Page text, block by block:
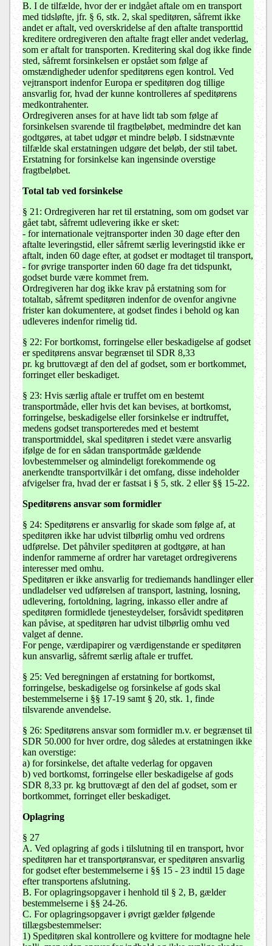
B. I de tilfælde, hvor der er indgået aftale om en transport
med tidsløfte, jfr. § 6, stk. 2, skal speditøren, såfremt ikke
andet er aftalt, ved overskridelse af den aftalte transporttid
kreditere ordregiveren den aftalte fragt eller andet vederlag,
som er aftalt for transporten. Kreditering skal dog ikke finde
sted, såfremt forsinkelsen er opstået som følge af
omstændigheder udenfor speditørens egen kontrol. Ved
vejtransport indenfor Europa er speditøren dog tillige
ansvarlig for, hvad der kunne kontrolleres af speditørens
medkontrahenter.
Ordregiveren anses for at have lidt tab som følge af
forsinkelsen svarende til fragtbeløbet, medmindre det kan
godtgøres, at tabet udgør et mindre beløb. I sidstnævnte
tilfælde skal erstatningen udgøre det beløb, der stil tabet.
Erstatning for forsinkelse kan ingensinde overstige
fragtbeløbet.
Total tab ved forsinkelse
§ 21: Ordregiveren har ret til erstatning, som om godset var
gået tabt, såfremt udlevering ikke er sket:
- for internationale vejtransporter inden 30 dage efter den
aftalte leveringstid, eller såfremt særlig leveringstid ikke er
aftalt, inden 60 dage efter, at godset er modtaget til transport,
- for øvrige transporter inden 60 dage fra det tidspunkt,
godset burde være kommet frem.
Ordregiveren har dog ikke krav på erstatning som for
totaltab, såfremt speditøren indenfor de ovenfor angivne
frister kan dokumentere, at godset findes i behold og kan
udleveres indenfor rimelig tid.
§ 22: For bortkomst, forringelse eller beskadigelse af godset
er speditørens ansvar begrænset til SDR 8,33
pr. kg bruttovægt af den del af godset, som er bortkommet,
forringet eller beskadiget.
§ 23: Hvis særlig aftale er truffet om en bestemt
transportmåde, eller hvis det kan bevises, at bortkomst,
forringelse, beskadigelse eller forsinkelse er indtruffet,
medens godset transporteredes med et bestemt
transportmiddel, skal speditøren i stedet være ansvarlig
ifølge de for en sådan transportmåde gældende
lovbestemmelser og almindeligt forekommende og
anerkendte transportvilkår i det omfang, disse indeholder
afvigelser fra, hvad der er fastsat i § 5, stk. 2 eller §§ 15-22.
Speditørens ansvar som formidler
§ 24: Speditørens er ansvarlig for skade som følge af, at
speditøren ikke har udvist tilbørlig omhu ved ordrens
udførelse. Det påhviler speditøren at godtgøre, at han
indenfor rammerne af ordrer har varetaget ordregiverens
interesser med omhu.
Speditøren er ikke ansvarlig for trediemands handlinger eller
undladelser ved udførelsen af transport, lastning, losning,
udlevering, fortoldning, lagring, inkasso eller andre af
speditøren formidlede tjenesteydelser, forsåvidt speditøren
kan påvise, at speditøren har udvist tilbørlig omhu ved
valget af denne.
For penge, værdipapirer og værdigenstande er speditøren
kun ansvarlig, såfremt særlig aftale er truffet.
§ 25: Ved beregningen af erstatning for bortkomst,
forringelse, beskadigelse og forsinkelse af gods skal
bestemmelserne i §§ 17-19 samt § 20, stk. 1, finde
tilsvarende anvendelse.
§ 26: Speditørens ansvar som formidler m.v. er begrænset til
SDR 50.000 for hver ordre, dog således at erstatningen ikke
kan overstige:
a) for forsinkelse, det aftalte vederlag for opgaven
b) ved bortkomst, forringelse eller beskadigelse af gods
SDR 8,33 pr. kg bruttovægt af den del af godset, som er
bortkommet, forringet eller beskadiget.
Oplagring
§ 27
A. Ved oplagring af gods i tilslutning til en transport, hvor
speditøren har et transportøransvar, er speditøren ansvarlig
for godset efter bestemmelserne i §§ 15 - 23 indtil 15 dage
efter transportens afslutning.
B. For oplagringsopgaver i henhold til § 2, B, gælder
bestemmelserne i §§ 24-26.
C. For oplagringsopgaver i øvrigt gælder følgende
tillægsbestemmelser:
1) Speditøren skal kontrollere og kvittere for modtagne hele